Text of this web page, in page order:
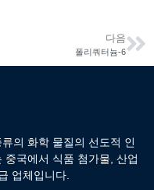
다음
폴리쿼터늄-6
의 화학 물질의 선도적 인
국에서 식품 첨가물, 산업
업체입니다.